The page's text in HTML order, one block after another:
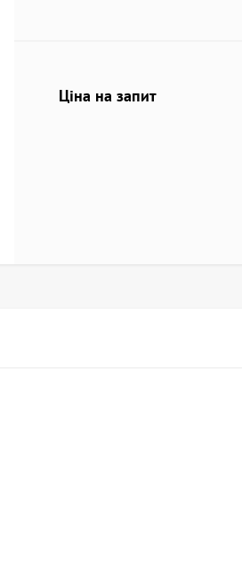
Ціна на запит